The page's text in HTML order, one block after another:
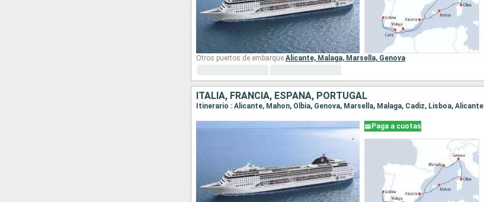
Otros puertos de embarque:Alicante, Malaga, Marsella, Genova
ITALIA, FRANCIA, ESPAÑA, PORTUGAL
Itinerario : Alicante, Mahon, Olbia, Genova, Marsella, Malaga, Cadiz, Lisboa, Alicante
Paga a cuotas